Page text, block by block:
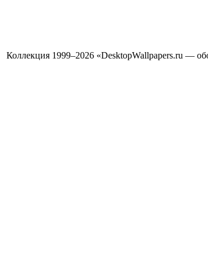
Коллекция 1999–2026 «DesktopWallpapers.ru —